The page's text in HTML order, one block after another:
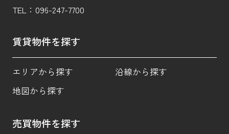
TEL： 096-247-7700
賃貸物件を探す
エリアから探す
沿線から探す
地図から探す
売買物件を探す